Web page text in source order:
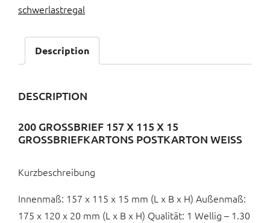
schwerlastregal
Description
DESCRIPTION
200 GROSSBRIEF 157 X 115 X 15 G
ROSSBRIEFKARTONS POSTKARTON WEISS
Kurzbeschreibung
Innenmaß: 157 x 115 x 15 mm (L x B x H) Außenmaß:
175 x 120 x 20 mm (L x B x H) Qualität: 1 Wellig – 1.30